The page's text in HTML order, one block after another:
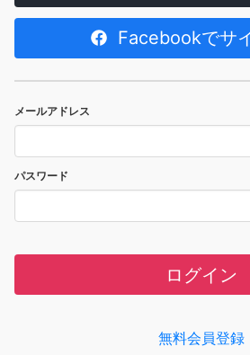
Facebookでサ
メールアドレス
パスワード
ログイン
無料会員登録